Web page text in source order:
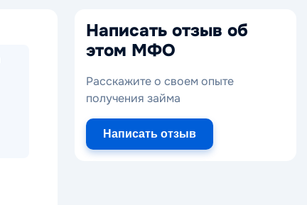
Написать отзыв об
этом МФО
Расскажите о своем опыте
получения займа
Написать отзыв